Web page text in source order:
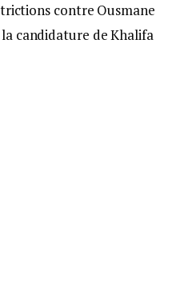
contre Ousmane
candidature de Khalifa